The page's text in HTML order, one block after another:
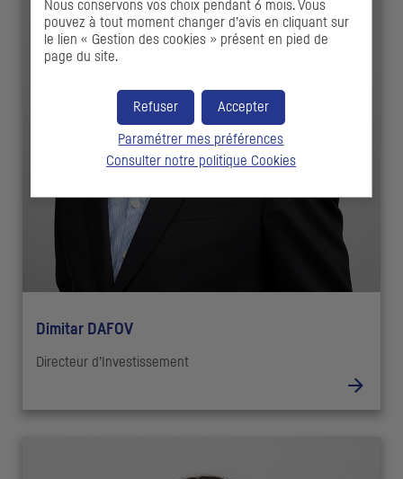
Dimitar DAFOV
Directeur d’Investissement
Nous conservons vos choix pendant 6 mois. Vous
pouvez à tout moment changer d’avis en cliquant sur
le lien « Gestion des cookies » présent en pied de
page du site.
Accepter
Refuser
Paramétrer mes préférences
Consulter notre politique Cookies